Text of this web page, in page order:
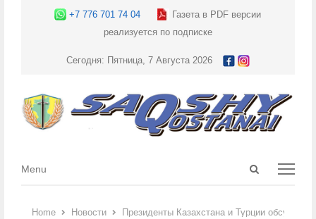
+7 776 701 74 04
Газета в PDF версии
реализуется по подписке
Сегодня: Пятница, 7 Августа 2026
Open
Menu
Menu
Home Новости Президенты Казахстана и Турции обсудили